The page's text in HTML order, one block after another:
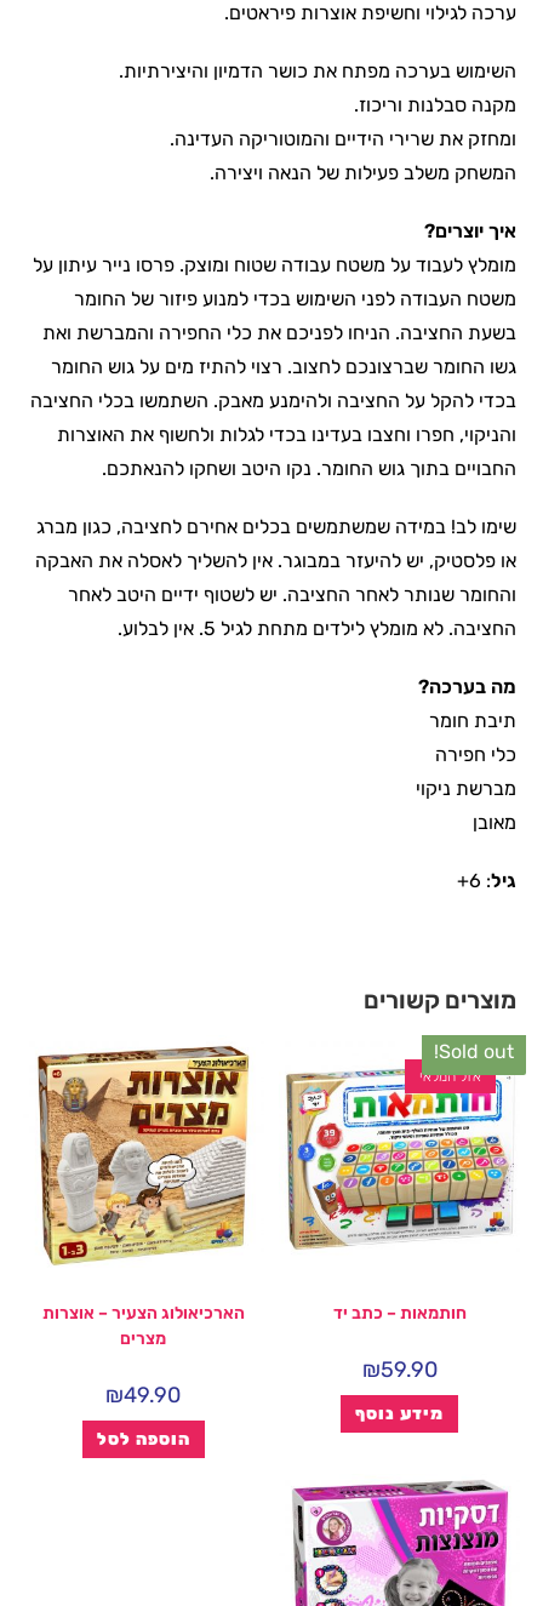
ערכה לגילוי וחשיפת אוצרות פיראטים.
השימוש בערכה מפתח את כושר הדמיון והיצירתיות.
מקנה סבלנות וריכוז.
ומחזק את שרירי הידיים והמוטוריקה העדינה.
המשחק משלב פעילות של הנאה ויצירה.
איך יוצרים?
מומלץ לעבוד על משטח עבודה שטוח ומוצק. פרסו נייר עיתון על
משטח העבודה לפני השימוש בכדי למנוע פיזור של החומר
בשעת החציבה. הניחו לפניכם את כלי החפירה והמברשת ואת
גשו החומר שברצונכם לחצוב. רצוי להתיז מים על גוש החומר
בכדי להקל על החציבה ולהימנע מאבק. השתמשו בכלי החציבה
והניקוי, חפרו וחצבו בעדינו בכדי לגלות ולחשוף את האוצרות
החבויים בתוך גוש החומר. נקו היטב ושחקו להנאתכם.
שימו לב! במידה שמשתמשים בכלים אחירם לחציבה, כגון מברג
או פלסטיק, יש להיעזר במבוגר. אין להשליך לאסלה את האבקה
והחומר שנותר לאחר החציבה. יש לשטוף ידיים היטב לאחר
החציבה. לא מומלץ לילדים מתחת לגיל 5. אין לבלוע.
מה בערכה?
תיבת חומר
כלי חפירה
מברשת ניקוי
מאובן
גיל: 6+
מוצרים קשורים
Sold out!
אזל המלאי
חותמאות – כתב יד
₪59.90
מידע נוסף
הארכיאולוג הצעיר – אוצרות
מצרים
₪49.90
הוספה לסל